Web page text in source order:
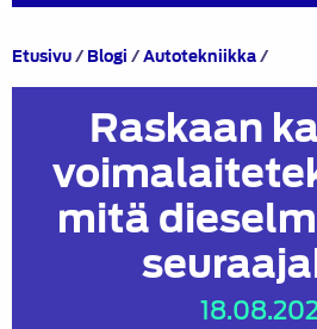
Etusivu/ Blogi /Autotekniikka/
mitä
Raskaan
mitä